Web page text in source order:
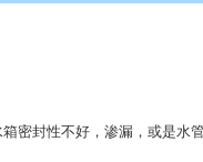
密封性不好，渗漏，或是水